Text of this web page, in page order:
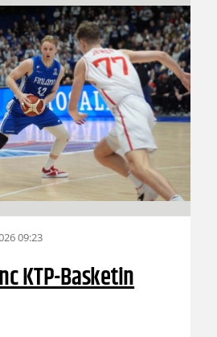
09:23
KTP-Basketin